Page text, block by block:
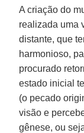
A criação do
realizada uma
distante, que
harmonioso,
procurado
estado inicial
(o pecado
visão e
gênese, ou